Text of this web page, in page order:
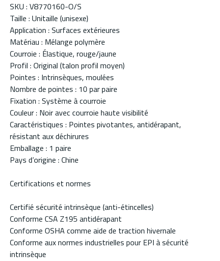
SKU : V8770160-O/S
Taille : Unitaille (unisexe)
Application : Surfaces extérieures
Matériau : Mélange polymère
Courroie : Élastique, rouge/jaune
Profil : Original (talon profil moyen)
Pointes : Intrinsèques, moulées
Nombre de pointes : 10 par paire
Fixation : Système à courroie
Couleur : Noir avec courroie haute visibilité
Caractéristiques : Pointes pivotantes, antidérapant,
résistant aux déchirures
Emballage : 1 paire
Pays d’origine : Chine
Certifications et normes
Certifié sécurité intrinsèque (anti-étincelles)
Conforme CSA Z195 antidérapant
Conforme OSHA comme aide de traction hivernale
Conforme aux normes industrielles pour EPI à sécurité
intrinsèque